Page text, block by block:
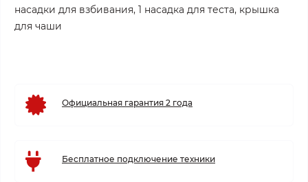
насадки для взбивания, 1 насадка для теста, крышка
для чаши
Официальная гарантия 2 года
Бесплатное подключение техники